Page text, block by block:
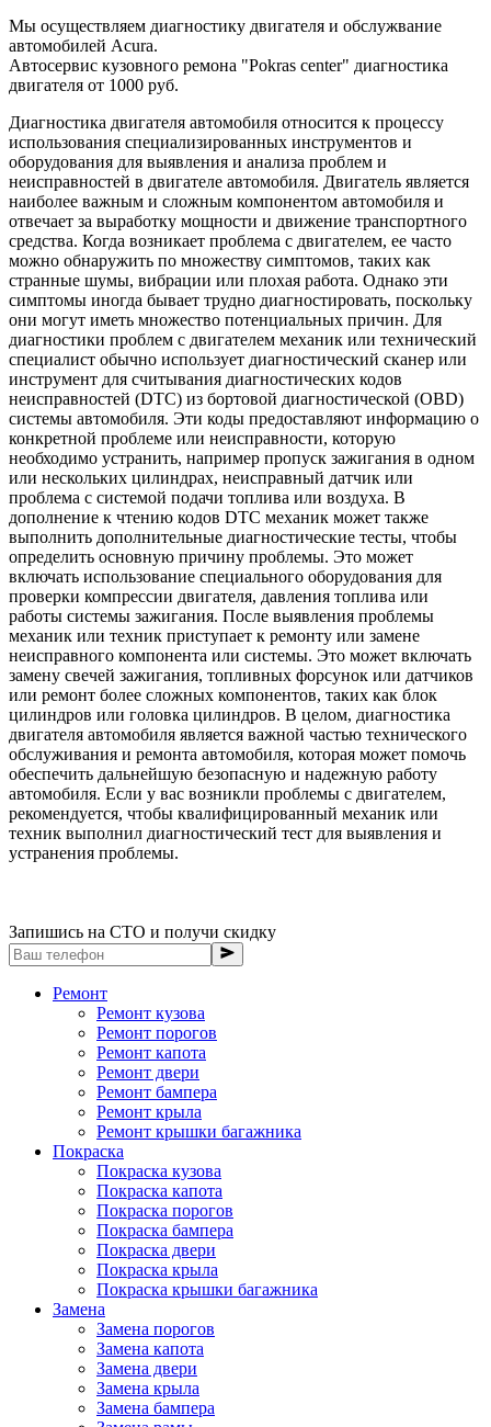
Мы осуществляем диагностику двигателя и обслужвание
автомобилей Acura.
Автосервис кузовного ремона "Pokras center" диагностика
двигателя от 1000 руб.
Диагностика двигателя автомобиля относится к процессу
использования специализированных инструментов и
оборудования для выявления и анализа проблем и
неисправностей в двигателе автомобиля. Двигатель является
наиболее важным и сложным компонентом автомобиля и
отвечает за выработку мощности и движение транспортного
средства. Когда возникает проблема с двигателем, ее часто
можно обнаружить по множеству симптомов, таких как
странные шумы, вибрации или плохая работа. Однако эти
симптомы иногда бывает трудно диагностировать, поскольку
они могут иметь множество потенциальных причин. Для
диагностики проблем с двигателем механик или технический
специалист обычно использует диагностический сканер или
инструмент для считывания диагностических кодов
неисправностей (DTC) из бортовой диагностической (OBD)
системы автомобиля. Эти коды предоставляют информацию о
конкретной проблеме или неисправности, которую
необходимо устранить, например пропуск зажигания в одном
или нескольких цилиндрах, неисправный датчик или
проблема с системой подачи топлива или воздуха. В
дополнение к чтению кодов DTC механик может также
выполнить дополнительные диагностические тесты, чтобы
определить основную причину проблемы. Это может
включать использование специального оборудования для
проверки компрессии двигателя, давления топлива или
работы системы зажигания. После выявления проблемы
механик или техник приступает к ремонту или замене
неисправного компонента или системы. Это может включать
замену свечей зажигания, топливных форсунок или датчиков
или ремонт более сложных компонентов, таких как блок
цилиндров или головка цилиндров. В целом, диагностика
двигателя автомобиля является важной частью технического
обслуживания и ремонта автомобиля, которая может помочь
обеспечить дальнейшую безопасную и надежную работу
автомобиля. Если у вас возникли проблемы с двигателем,
рекомендуется, чтобы квалифицированный механик или
техник выполнил диагностический тест для выявления и
устранения проблемы.
Запишись на СТО и получи скидку
Ремонт
Ремонт кузова
Ремонт порогов
Ремонт капота
Ремонт двери
Ремонт бампера
Ремонт крыла
Ремонт крышки багажника
Покраска
Покраска кузова
Покраска капота
Покраска порогов
Покраска бампера
Покраска двери
Покраска крыла
Покраска крышки багажника
Замена
Замена порогов
Замена капота
Замена двери
Замена крыла
Замена бампера